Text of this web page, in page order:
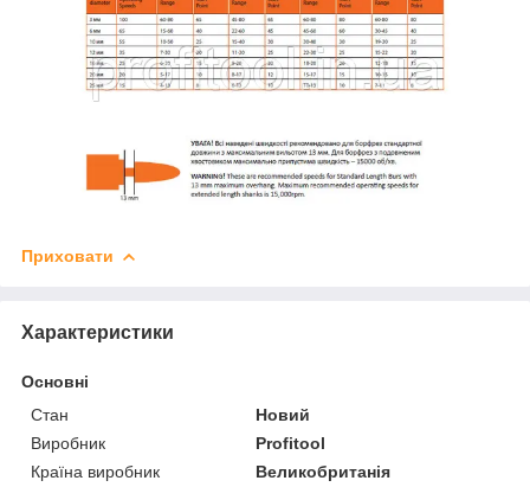
Приховати
Характеристики
Основні
Стан
Новий
Виробник
Profitool
Країна виробник
Великобританія